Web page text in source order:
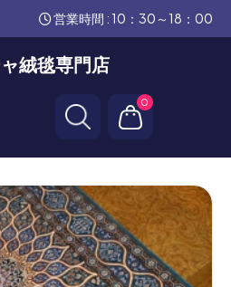
営業時間 : 10：30～18：00
絨毯専門店
0